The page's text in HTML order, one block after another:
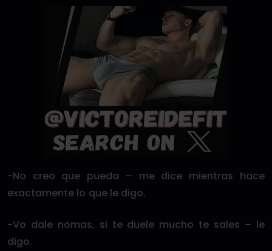
-No creo que pueda – me dice mientras hace
exactamente lo que le digo.
-Vo dale nomas, si te duele mucho te sales – le
digo.